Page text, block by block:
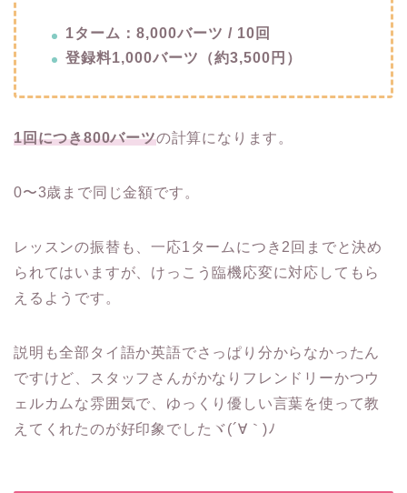
1ターム：8,000バーツ / 10回
登録料1,000バーツ（約3,500円）
1回につき800バーツの計算になります。
0〜3歳まで同じ金額です。
レッスンの振替も、一応1タームにつき2回までと決め
られてはいますが、けっこう臨機応変に対応してもら
えるようです。
説明も全部タイ語か英語でさっぱり分からなかったん
ですけど、スタッフさんがかなりフレンドリーかつウ
ェルカムな雰囲気で、ゆっくり優しい言葉を使って教
えてくれたのが好印象でしたヾ(´∀｀)ﾉ